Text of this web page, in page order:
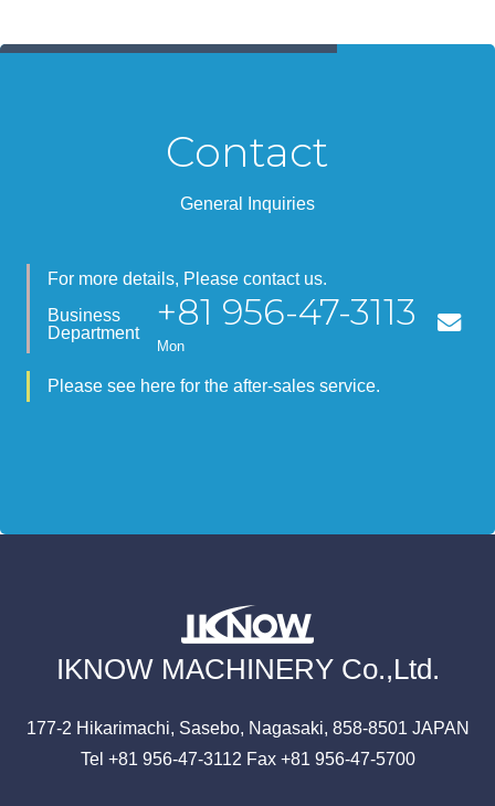
Contact
General Inquiries
For more details, Please contact us.
Business
Department
+81 956-47-3113
Mon
Please see here for the after-sales service.
IKNOW MACHINERY Co.,Ltd.
177-2 Hikarimachi, Sasebo, Nagasaki, 858-8501 JAPAN
Tel +81 956-47-3112 Fax +81 956-47-5700